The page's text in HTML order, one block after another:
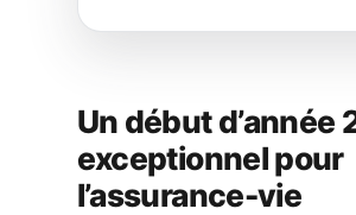
Un début d’année
exceptionnel pour
l’assurance-vie